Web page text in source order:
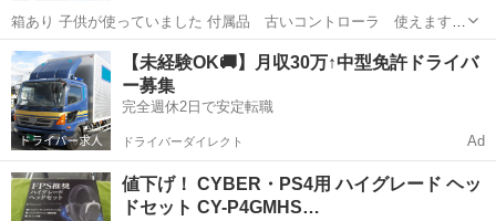
箱あり 子供が使っていました 付属品 古いコントローラ 使えます
HDMIケーブル 電源ケーブル
三重 鈴鹿市 玉垣駅 テレビゲーム
プレイステーション4
【未経験OK🚚】月収30万↑中型免許ドライバ
ー募集
完全週休2日で安定転職
ドライバーダイレクト Ad
値下げ！ CYBER・PS4用 ハイグレード ヘッ
ドセット CY-P4GMHS…